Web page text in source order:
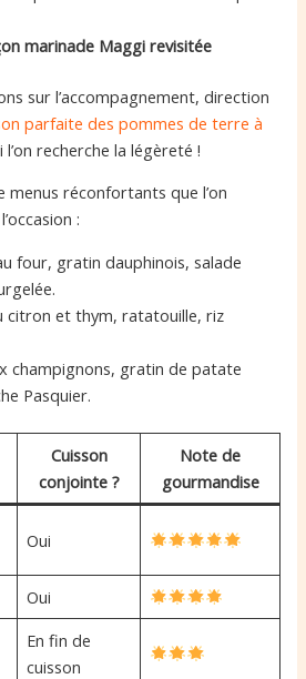
marinade Maggi revisitée
sur l’accompagnement, direction
parfaite des pommes de terre à
recherche la légèreté !
menus réconfortants que l’on
:
four, gratin dauphinois, salade
citron et thym, ratatouille, riz
champignons, gratin de patate
Pasquier.
Cuisson
conjointe ?
Note de
gourmandise
Oui
Oui
En fin de
cuisson